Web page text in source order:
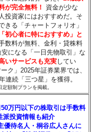
が完全無料！
資金が少な
投資家にはおすすめだ。そ
る「チャートフォリオ」
初心者に特におすすめ」と
数料が無料、金利・貸株料
になる「一日先物取引」な
いサービスも充実してい
ク」2025年証券業界では、
連続「三つ星」を獲得。
額制プランを掲載。
万円以下の株取引は手数料
派投資情報も紹介
待名人・桐谷広人さんに